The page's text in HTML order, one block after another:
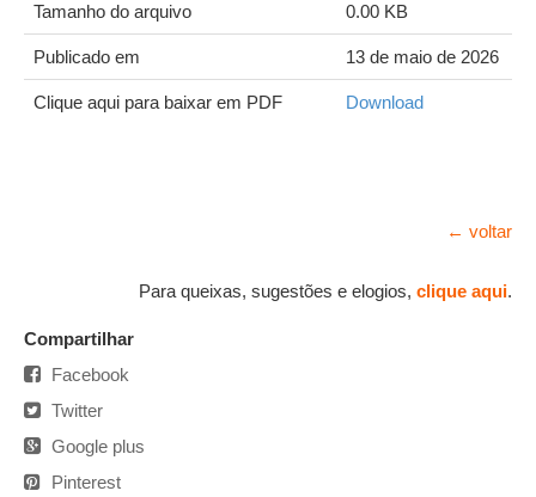
Tamanho do arquivo 0.00 KB
Publicado em 13 de maio de 2026
Clique aqui para baixar em PDF Download
← voltar
Para queixas, sugestões e elogios, clique aqui.
Compartilhar
Facebook
Twitter
Google plus
Pinterest